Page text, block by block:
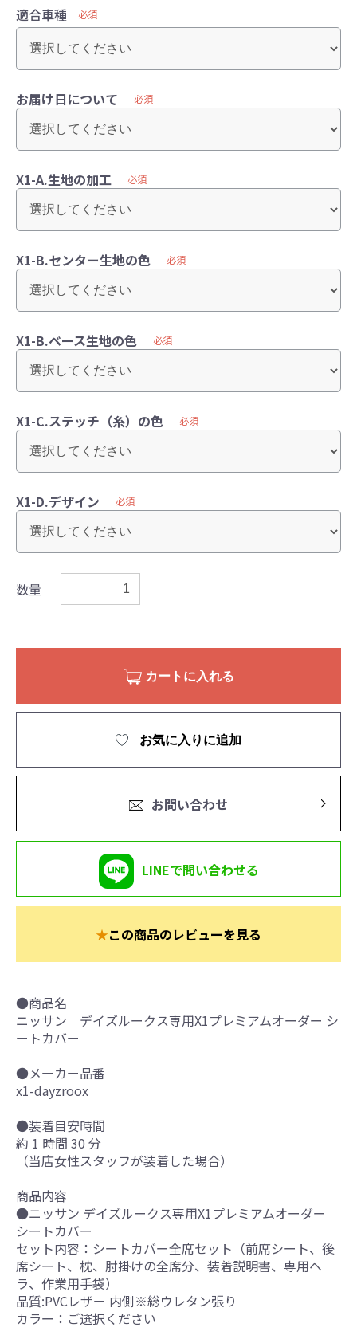
適合車種 必須
お届け日について 必須
X1-A.生地の加工 必須
X1-B.センター生地の色 必須
X1-B.ベース生地の色 必須
X1-C.ステッチ（糸）の色 必須
X1-D.デザイン 必須
数量
カートに入れる
お気に入りに追加
お問い合わせ
LINEで問い合わせる
★この商品のレビューを見る
●商品名
ニッサン デイズルークス専用X1プレミアムオーダー シ
ートカバー
●メーカー品番
x1-dayzroox
●装着目安時間
約 1 時間 30 分
（当店女性スタッフが装着した場合）
商品内容
●ニッサン デイズルークス専用X1プレミアムオーダー
シートカバー
セット内容：シートカバー全席セット（前席シート、後
席シート、枕、肘掛けの全席分、装着説明書、専用ヘ
ラ、作業用手袋）
品質:PVCレザー 内側※総ウレタン張り
カラー：ご選択ください